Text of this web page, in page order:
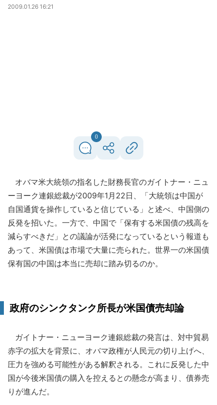
2009.01.26 16:21
0
オバマ米大統領の指名した財務長官のガイトナー・ニュ
ーヨーク連銀総裁が2009年1月22日、「大統領は中国が
自国通貨を操作していると信じている」と述べ、中国側の
反発を招いた。一方で、中国で「保有する米国債の残高を
減らすべきだ」との議論が活発になっているという報道も
あって、米国債は市場で大量に売られた。世界一の米国債
保有国の中国は本当に売却に踏み切るのか。
政府のシンクタンク所長が米国債売却論
ガイトナー・ニューヨーク連銀総裁の発言は、対中貿易
赤字の拡大を背景に、オバマ政権が人民元の切り上げへ、
圧力を強める可能性がある解釈される。これに反発した中
国が今後米国債の購入を控えるとの懸念が高まり、債券売
りが進んだ。